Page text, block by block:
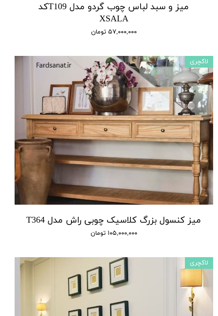
میز و سبد لباس چوب گردو مدل T109کد
XSALA
۵۷,۰۰۰,۰۰۰ تومان
میز کنسول بزرگ کلاسیک چوبی راش مدل T364
۱۰۵,۰۰۰,۰۰۰ تومان
لاکچری
لاکچری